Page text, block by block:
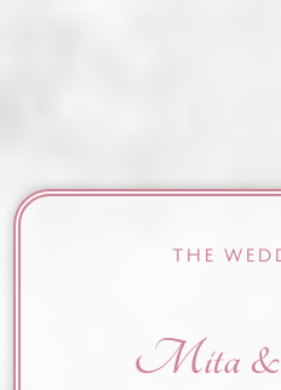
THE
Mita &
THE
Mita &